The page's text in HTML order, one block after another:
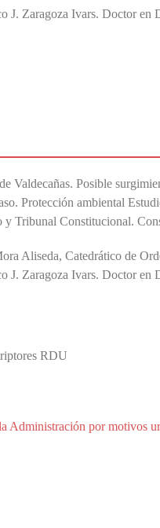
J. Zaragoza Ivars. Doctor en
Valdecañas. Posible
Protección ambiental
y Tribunal Constitucional.
Aliseda, Catedrático de
J. Zaragoza Ivars. Doctor en
RDU
Administración por motivos